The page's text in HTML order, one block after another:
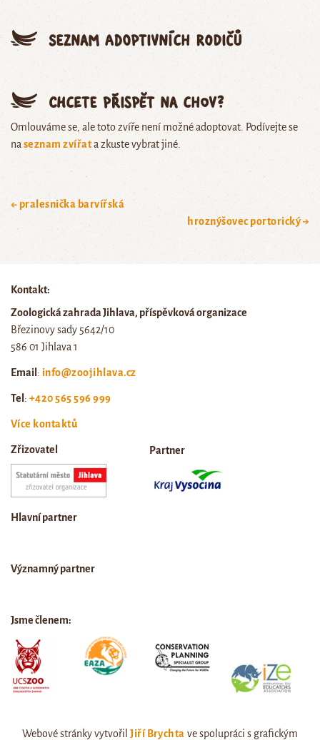
Seznam adoptivních rodičů
Chcete přispět na chov?
Omlouváme se, ale toto zvíře není možné adoptovat. Podívejte se
na seznam zvířata zkuste vybrat jiné.
← pralesnička barvířská
hroznýšovec portorický →
Kontakt:
Zoologická zahrada Jihlava, příspěvková organizace
Březinovy sady 5642/10
586 01 Jihlava 1
Email : info@zoojihlava.cz
Tel : +420 565 596 999
Více kontaktů
Zřizovatel Partner
Hlavní partner
Významný partner
Jsme členem:
Webové stránky vytvořilJiří Brychta ve spolupráci s grafickým